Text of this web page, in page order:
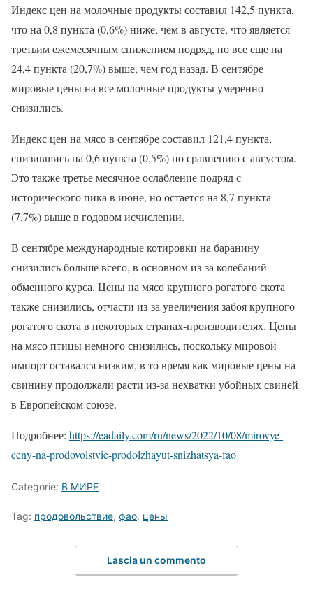
Индекс цен на молочные продукты составил 142,5 пункта,
что на 0,8 пункта (0,6%) ниже, чем в августе, что является
третьим ежемесячным снижением подряд, но все еще на
24,4 пункта (20,7%) выше, чем год назад. В сентябре
мировые цены на все молочные продукты умеренно
снизились.
Индекс цен на мясо в сентябре составил 121,4 пункта,
снизившись на 0,6 пункта (0,5%) по сравнению с августом.
Это также третье месячное ослабление подряд с
исторического пика в июне, но остается на 8,7 пункта
(7,7%) выше в годовом исчислении.
В сентябре международные котировки на баранину
снизились больше всего, в основном из-за колебаний
обменного курса. Цены на мясо крупного рогатого скота
также снизились, отчасти из-за увеличения забоя крупного
рогатого скота в некоторых странах-производителях. Цены
на мясо птицы немного снизились, поскольку мировой
импорт оставался низким, в то время как мировые цены на
свинину продолжали расти из-за нехватки убойных свиней
в Европейском союзе.
Подробнее: https://eadaily.com/ru/news/2022/10/08/mirovye-
ceny-na-prodovolstvie-prodolzhayut-snizhatsya-fao
Categorie: В МИРЕ
Tag: продовольствие, фао, цены
Lascia un commento